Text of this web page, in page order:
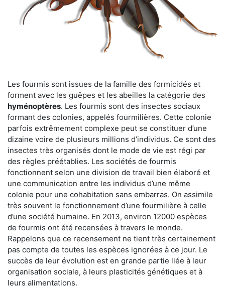
Les fourmis sont issues de la famille des formicidés et
forment avec les guêpes et les abeilles la catégorie des
hyménoptères. Les fourmis sont des insectes sociaux
formant des colonies, appelés fourmilières. Cette colonie
parfois extrêmement complexe peut se constituer d’une
dizaine voire de plusieurs millions d’individus. Ce sont des
insectes très organisés dont le mode de vie est régi par
des règles préétablies. Les sociétés de fourmis
fonctionnent selon une division de travail bien élaboré et
une communication entre les individus d’une même
colonie pour une cohabitation sans embarras. On assimile
très souvent le fonctionnement d’une fourmilière à celle
d’une société humaine. En 2013, environ 12000 espèces
de fourmis ont été recensées à travers le monde.
Rappelons que ce recensement ne tient très certainement
pas compte de toutes les espèces ignorées à ce jour. Le
succès de leur évolution est en grande partie liée à leur
organisation sociale, à leurs plasticités génétiques et à
leurs alimentations.